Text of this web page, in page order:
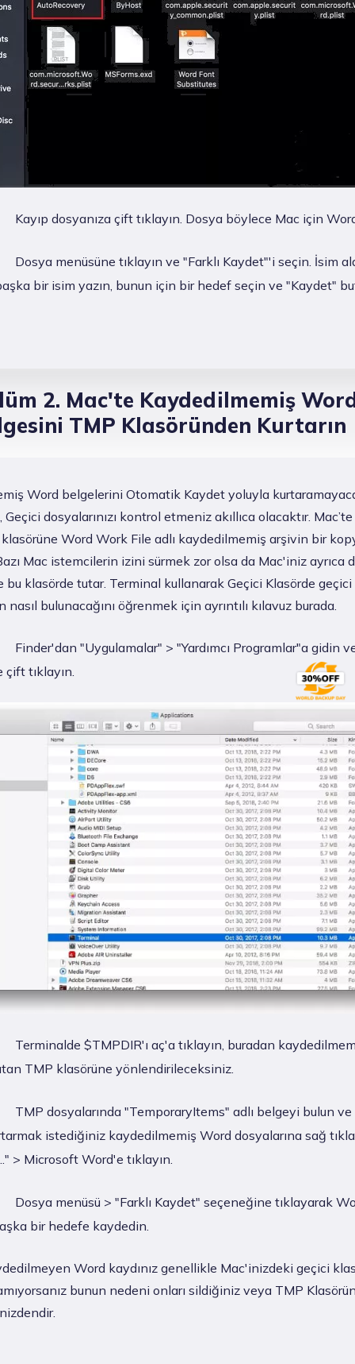
Kayıp dosyanıza çift tıklayın. Dosya böylece Mac için
Dosya menüsüne tıklayın ve "Farklı Kaydet"'i seçin. İsim
bir isim yazın, bunun için bir hedef seçin ve "Kaydet"
2. Mac'te Kaydedilmemiş
TMP Klasöründen Kurtarın
Word belgelerini Otomatik Kaydet yoluyla
Geçici dosyalarınızı kontrol etmeniz akıllıca olacaktır.
Word Work File adlı kaydedilmemiş arşivin bir
Mac istemcilerin izini sürmek zor olsa da Mac'iniz ayrıca
bu klasörde tutar. Terminal kullanarak Geçici Klasörde geçici
nasıl bulunacağını öğrenmek için ayrıntılı kılavuz burada.
Finder'dan "Uygulamalar" > "Yardımcı Programlar"a gidin
tıklayın.
Terminalde $TMPDIR'ı aç'a tıklayın, buradan
TMP klasörüne yönlendirileceksiniz.
TMP dosyalarında "TemporaryItems" adlı belgeyi bulun ve
istediğiniz kaydedilmemiş Word dosyalarına sağ
> Microsoft Word'e tıklayın.
Dosya menüsü > "Farklı Kaydet" seçeneğine tıklayarak
bir hedefe kaydedin.
Word kaydınız genellikle Mac'inizdeki geçici
bunun nedeni onları sildiğiniz veya TMP